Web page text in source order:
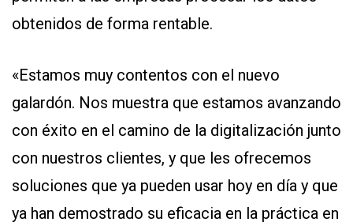
obtenidos de forma rentable.
«Estamos muy contentos con el nuevo
galardón. Nos muestra que estamos avanzando
con éxito en el camino de la digitalización junto
con nuestros clientes, y que les ofrecemos
soluciones que ya pueden usar hoy en día y que
ya han demostrado su eficacia en la práctica en